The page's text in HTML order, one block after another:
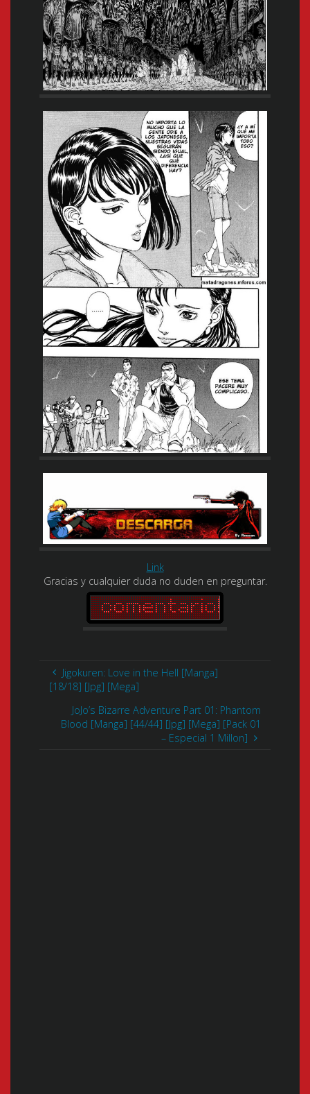
Link
Gracias y cualquier duda no duden en preguntar.
Jigokuren: Love in the Hell [Manga]
[18/18] [Jpg] [Mega]
JoJo’s Bizarre Adventure Part 01: Phantom
Blood [Manga] [44/44] [Jpg] [Mega] [Pack 01
– Especial 1 Millon]